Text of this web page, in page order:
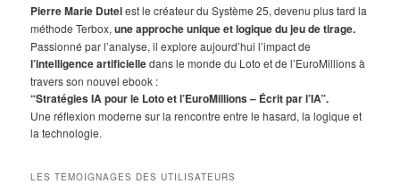
h
e
r
c
h
e
Pierre Marie Dutelest le créateur du Système 25, devenu plus tard la
méthode Terbox,une approche unique et logique du jeu de tirage.
Passionné par l’analyse, il explore aujourd’hui l’impact de
l’intelligence artificielledans le monde du Loto et de l’EuroMillions à
travers son nouvel ebook :
“Stratégies IA pour le Loto et l’EuroMillions – Écrit par l’IA”.
Une réflexion moderne sur la rencontre entre le hasard, la logique et
la technologie.
LES TEMOIGNAGES DES UTILISATEURS